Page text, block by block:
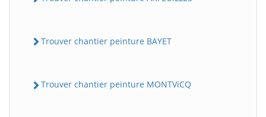
Trouver chantier peinture BAYET
Trouver chantier peinture MONTViCQ